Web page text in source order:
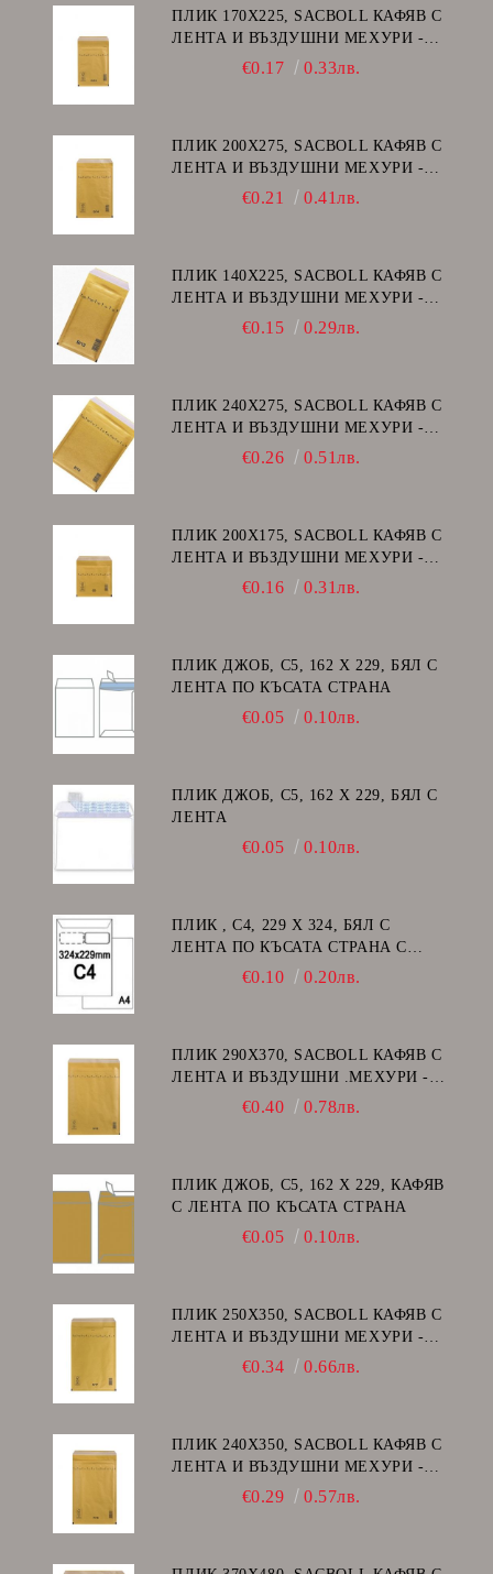
ПЛИК 170Х225, SACBOLL КАФЯВ С
ЛЕНТА И ВЪЗДУШНИ МЕХУРИ -
€0.17 0.33лв.
ПЛИК 200Х275, SACBOLL КАФЯВ С
ЛЕНТА И ВЪЗДУШНИ МЕХУРИ -
€0.21 0.41лв.
ПЛИК 140Х225, SACBOLL КАФЯВ С
ЛЕНТА И ВЪЗДУШНИ МЕХУРИ -
€0.15 0.29лв.
ПЛИК 240Х275, SACBOLL КАФЯВ С
ЛЕНТА И ВЪЗДУШНИ МЕХУРИ -
€0.26 0.51лв.
ПЛИК 200Х175, SACBOLL КАФЯВ С
ЛЕНТА И ВЪЗДУШНИ МЕХУРИ -
€0.16 0.31лв.
ПЛИК ДЖОБ, C5, 162 Х 229, БЯЛ С
ЛЕНТА ПО КЪСАТА СТРАНА
€0.05 0.10лв.
ПЛИК ДЖОБ, C5, 162 Х 229, БЯЛ С
ЛЕНТА
€0.05 0.10лв.
ПЛИК , C4, 229 Х 324, БЯЛ С
ЛЕНТА ПО КЪСАТА СТРАНА С
ДЕСЕН ПРОЗОРЕЦ
€0.10 0.20лв.
ПЛИК 290Х370, SACBOLL КАФЯВ С
ЛЕНТА И ВЪЗДУШНИ .МЕХУРИ -
€0.40 0.78лв.
ПЛИК ДЖОБ, C5, 162 Х 229, КАФЯВ
С ЛЕНТА ПО КЪСАТА СТРАНА
€0.05 0.10лв.
ПЛИК 250Х350, SACBOLL КАФЯВ С
ЛЕНТА И ВЪЗДУШНИ МЕХУРИ -
€0.34 0.66лв.
ПЛИК 240Х350, SACBOLL КАФЯВ С
ЛЕНТА И ВЪЗДУШНИ МЕХУРИ -
€0.29 0.57лв.